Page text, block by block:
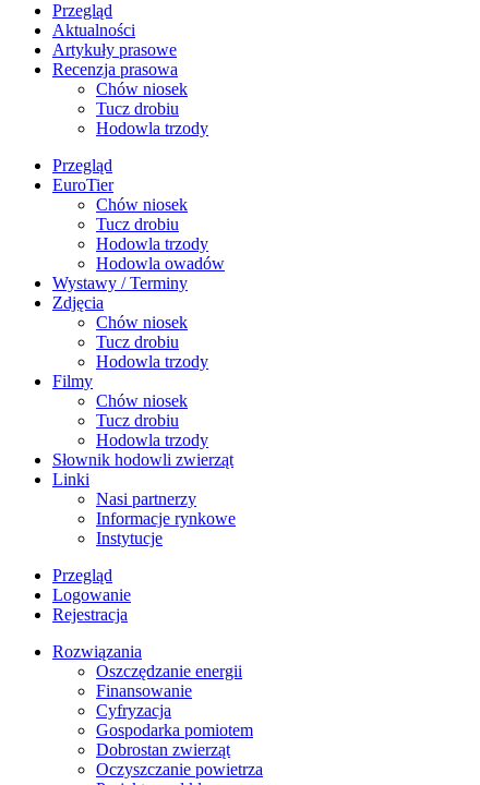
Przegląd
Aktualności
Artykuły prasowe
Recenzja prasowa
Chów niosek
Tucz drobiu
Hodowla trzody
Przegląd
EuroTier
Chów niosek
Tucz drobiu
Hodowla trzody
Hodowla owadów
Wystawy / Terminy
Zdjęcia
Chów niosek
Tucz drobiu
Hodowla trzody
Filmy
Chów niosek
Tucz drobiu
Hodowla trzody
Słownik hodowli zwierząt
Linki
Nasi partnerzy
Informacje rynkowe
Instytucje
Przegląd
Logowanie
Rejestracja
Rozwiązania
​Oszczędzanie energii
Finansowanie
Cyfryzacja
Gospodarka pomiotem
Dobrostan zwierząt
Oczyszczanie powietrza